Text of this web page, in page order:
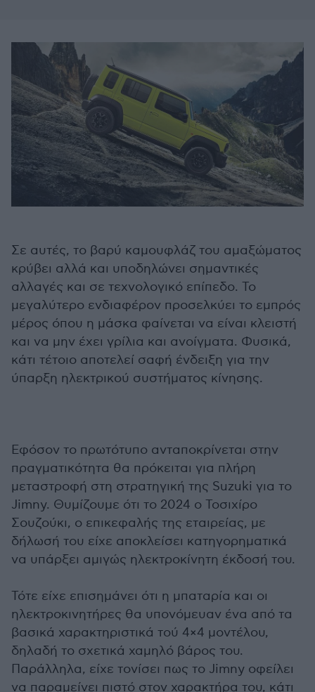
Σε αυτές, το βαρύ καμουφλάζ του αμαξώματος
κρύβει αλλά και υποδηλώνει σημαντικές
αλλαγές και σε τεχνολογικό επίπεδο. Το
μεγαλύτερο ενδιαφέρον προσελκύει το εμπρός
μέρος όπου η μάσκα φαίνεται να είναι κλειστή
και να μην έχει γρίλια και ανοίγματα. Φυσικά,
κάτι τέτοιο αποτελεί σαφή ένδειξη για την
ύπαρξη ηλεκτρικού συστήματος κίνησης.
Εφόσον το πρωτότυπο ανταποκρίνεται στην
πραγματικότητα θα πρόκειται για πλήρη
μεταστροφή στη στρατηγική της Suzuki για το
Jimny. Θυμίζουμε ότι το 2024 ο Τοσιχίρο
Σουζούκι, ο επικεφαλής της εταιρείας, με
δήλωσή του είχε αποκλείσει κατηγορηματικά
να υπάρξει αμιγώς ηλεκτροκίνητη έκδοσή του.
Τότε είχε επισημάνει ότι η μπαταρία και οι
ηλεκτροκινητήρες θα υπονόμευαν ένα από τα
βασικά χαρακτηριστικά τού 4×4 μοντέλου,
δηλαδή το σχετικά χαμηλό βάρος του.
Παράλληλα, είχε τονίσει πως το Jimny οφείλει
να παραμείνει πιστό στον χαρακτήρα του, κάτι